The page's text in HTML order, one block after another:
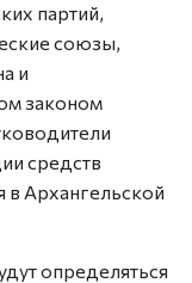
партий,
союзы,
и
законом
средств
Архангельской
определяться